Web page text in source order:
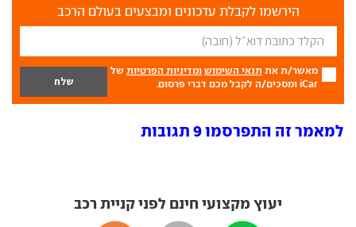
הירשמו לקבלת עדכונים ומבצעים בעולם הרכב
מאשר/ת את תנאי השימוש ומדיניות הפרטיות של
iCar ומסכים/ה לקבל מכם דברי פרסום.
למאמר זה התפרסמו 9 תגובות
יעוץ מקצועי חינם לפני קניית רכב